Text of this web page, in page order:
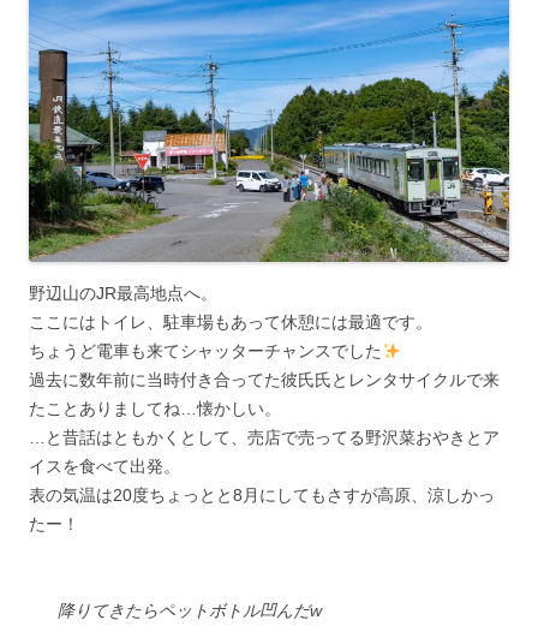
野辺山のJR最高地点へ。
ここにはトイレ、駐車場もあって休憩には最適です。
ちょうど電車も来てシャッターチャンスでした
過去に数年前に当時付き合ってた彼氏氏とレンタサイクルで来
たことありましてね…懐かしい。
…と昔話はともかくとして、売店で売ってる野沢菜おやきとア
イスを食べて出発。
表の気温は20度ちょっとと8月にしてもさすが高原、涼しかっ
たー！
降りてきたらペットボトル凹んだw